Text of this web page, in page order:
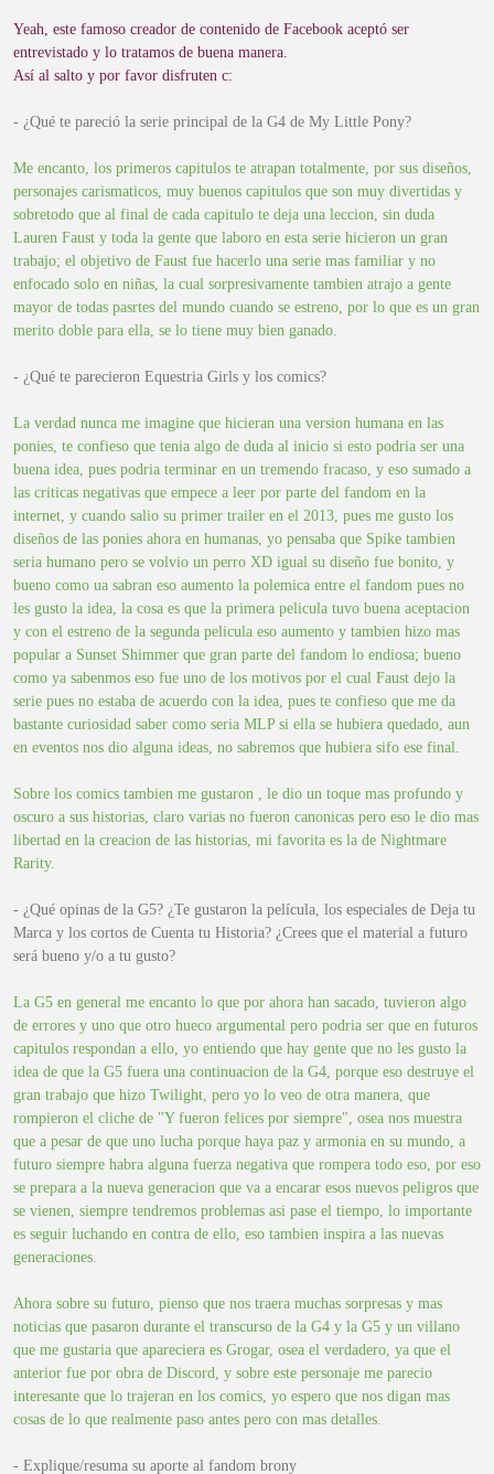
Yeah, este famoso creador de contenido de Facebook aceptó ser
entrevistado y lo tratamos de buena manera.
Así al salto y por favor disfruten c:
- ¿Qué te pareció la serie principal de la G4 de My Little Pony?
Me encanto, los primeros capitulos te atrapan totalmente, por sus diseños,
personajes carismaticos, muy buenos capitulos que son muy divertidas y
sobretodo que al final de cada capitulo te deja una leccion, sin duda
Lauren Faust y toda la gente que laboro en esta serie hicieron un gran
trabajo; el objetivo de Faust fue hacerlo una serie mas familiar y no
enfocado solo en niñas, la cual sorpresivamente tambien atrajo a gente
mayor de todas pasrtes del mundo cuando se estreno, por lo que es un gran
merito doble para ella, se lo tiene muy bien ganado.
- ¿Qué te parecieron Equestria Girls y los comics?
La verdad nunca me imagine que hicieran una version humana en las
ponies, te confieso que tenia algo de duda al inicio si esto podria ser una
buena idea, pues podria terminar en un tremendo fracaso, y eso sumado a
las criticas negativas que empece a leer por parte del fandom en la
internet, y cuando salio su primer trailer en el 2013, pues me gusto los
diseños de las ponies ahora en humanas, yo pensaba que Spike tambien
seria humano pero se volvio un perro XD igual su diseño fue bonito, y
bueno como ua sabran eso aumento la polemica entre el fandom pues no
les gusto la idea, la cosa es que la primera pelicula tuvo buena aceptacion
y con el estreno de la segunda pelicula eso aumento y tambien hizo mas
popular a Sunset Shimmer que gran parte del fandom lo endiosa; bueno
como ya sabenmos eso fue uno de los motivos por el cual Faust dejo la
serie pues no estaba de acuerdo con la idea, pues te confieso que me da
bastante curiosidad saber como seria MLP si ella se hubiera quedado, aun
en eventos nos dio alguna ideas, no sabremos que hubiera sifo ese final.
Sobre los comics tambien me gustaron , le dio un toque mas profundo y
oscuro a sus historias, claro varias no fueron canonicas pero eso le dio mas
libertad en la creacion de las historias, mi favorita es la de Nightmare
Rarity.
- ¿Qué opinas de la G5? ¿Te gustaron la película, los especiales de Deja tu
Marca y los cortos de Cuenta tu Historia? ¿Crees que el material a futuro
será bueno y/o a tu gusto?
La G5 en general me encanto lo que por ahora han sacado, tuvieron algo
de errores y uno que otro hueco argumental pero podria ser que en futuros
capitulos respondan a ello, yo entiendo que hay gente que no les gusto la
idea de que la G5 fuera una continuacion de la G4, porque eso destruye el
gran trabajo que hizo Twilight, pero yo lo veo de otra manera, que
rompieron el cliche de "Y fueron felices por siempre", osea nos muestra
que a pesar de que uno lucha porque haya paz y armonia en su mundo, a
futuro siempre habra alguna fuerza negativa que rompera todo eso, por eso
se prepara a la nueva generacion que va a encarar esos nuevos peligros que
se vienen, siempre tendremos problemas asi pase el tiempo, lo importante
es seguir luchando en contra de ello, eso tambien inspira a las nuevas
generaciones.
Ahora sobre su futuro, pienso que nos traera muchas sorpresas y mas
noticias que pasaron durante el transcurso de la G4 y la G5 y un villano
que me gustaria que apareciera es Grogar, osea el verdadero, ya que el
anterior fue por obra de Discord, y sobre este personaje me parecio
interesante que lo trajeran en los comics, yo espero que nos digan mas
cosas de lo que realmente paso antes pero con mas detalles.
- Explique/resuma su aporte al fandom brony